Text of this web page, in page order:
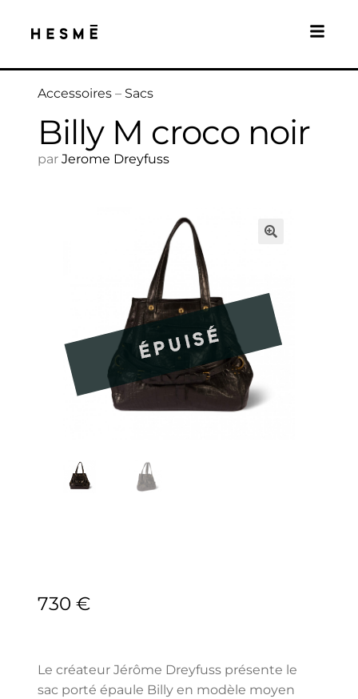
Accessoires – Sacs
Billy M croco noir
par Jerome Dreyfuss
730 €
Le créateur Jérôme Dreyfuss présente le
sac porté épaule Billy en modèle moyen